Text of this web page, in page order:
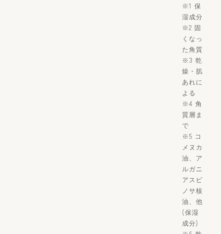
※1 保
湿成分
※2 固
くなっ
た角質
※3 乾
燥・肌
あれに
よる
※4 角
質層ま
で
※5 コ
メヌカ
油、ア
ルガニ
アスピ
ノサ核
油、他
(保湿
成分)